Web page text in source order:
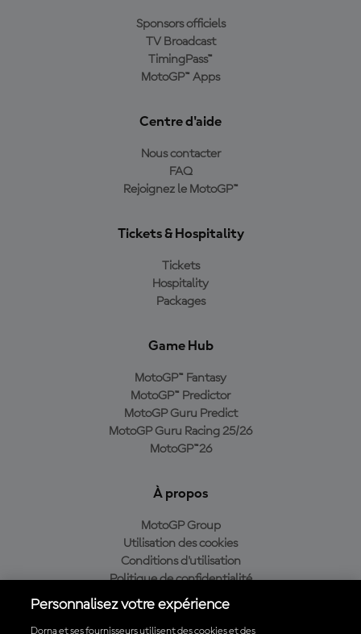
Sponsors officiels
TV Broadcast
TimingPass™
MotoGP™ Apps
Centre d'aide
Nous contacter
FAQ
Rejoignez le MotoGP™
Tickets & Hospitality
Tickets
Hospitality
Packages
Game Hub
MotoGP™ Fantasy
MotoGP™ Predictor
MotoGP Guru Predict
MotoGP Guru Racing 25/26
MotoGP™26
À propos
MotoGP Group
Utilisation des cookies
Conditions d'utilisation
Politique de confidentialité
Politique d’achat
Personnalisez votre expérience
Dorna et ses fournisseurs utilisent des cookies et des